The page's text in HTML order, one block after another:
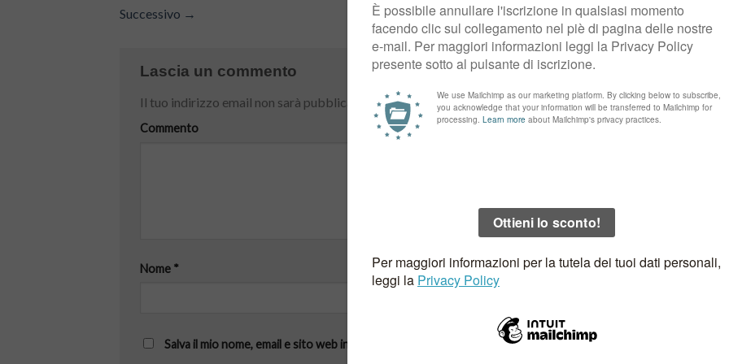
Successivo →
Lascia un commento
Il tuo indirizzo email non sarà pubblicato. I campi obbligatori sono contrassegnati*
Commento
Nome * Email * Sito
Salva il mio nome, email e sito web in questo browser per la prossima volta che commento.